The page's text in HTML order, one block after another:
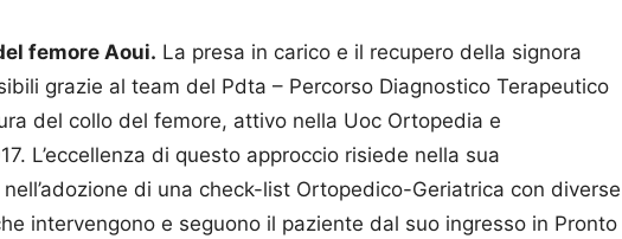
femore Aoui. La presa in carico e il recupero della signora
grazie al team del Pdta – Percorso Diagnostico Terapeutico
del collo del femore, attivo nella Uoc Ortopedia e
L’eccellenza di questo approccio risiede nella sua
di una check-list Ortopedico-Geriatrica con diverse
intervengono e seguono il paziente dal suo ingresso in Pronto